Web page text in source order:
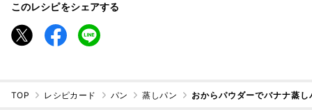
このレシピをシェアする
TOP レシピカード パン 蒸しパン おからパウダーでバナナ蒸し